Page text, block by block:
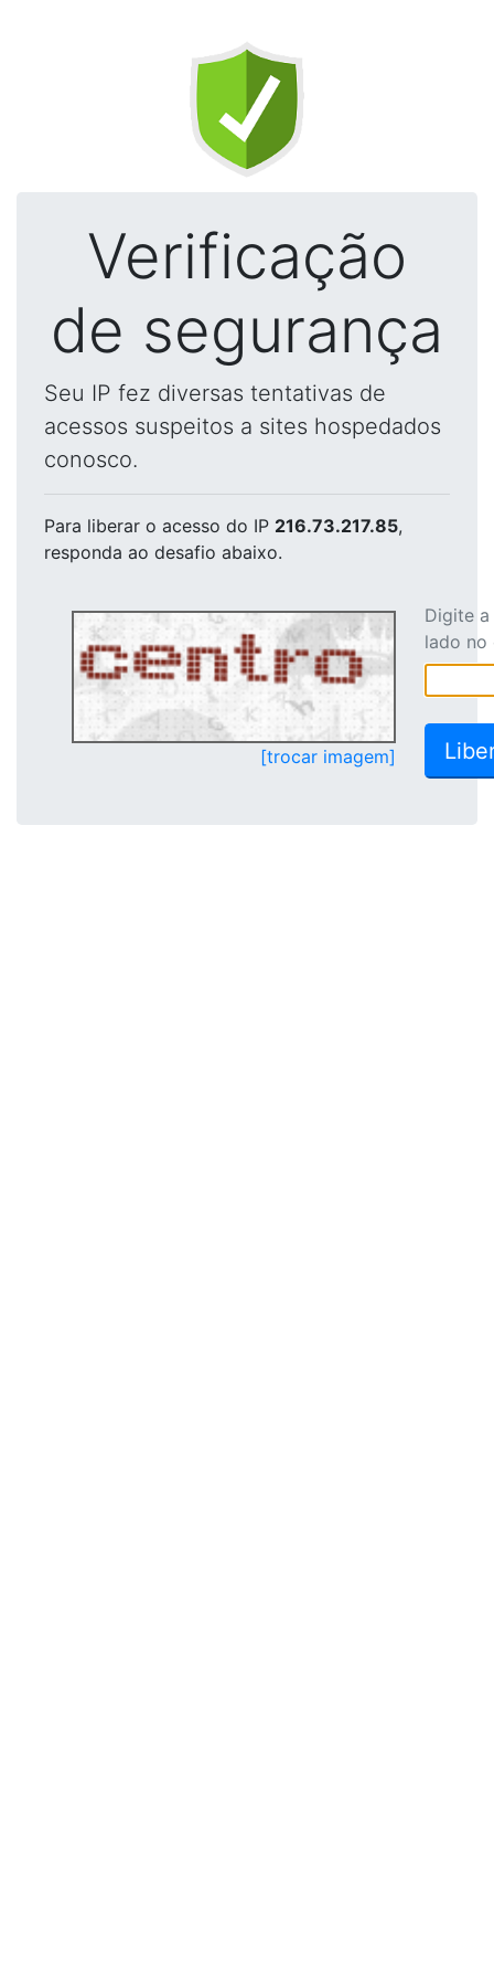
Verificação
de segurança
Seu IP fez diversas tentativas de
acessos suspeitos a sites hospedados
conosco.
Para liberar o acesso do IP 216.73.217.85,
responda ao desafio abaixo.
[trocar imagem]
Digite
lado no